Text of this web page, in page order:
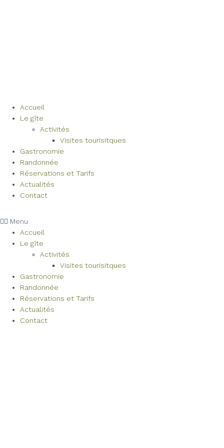
Accueil
Le gîte
Activités
Visites tourisitques
Gastronomie
Randonnée
Réservations et Tarifs
Actualités
Contact
Menu
Accueil
Le gîte
Activités
Visites tourisitques
Gastronomie
Randonnée
Réservations et Tarifs
Actualités
Contact